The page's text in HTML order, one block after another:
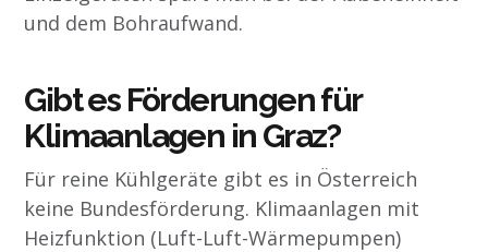
und dem Bohraufwand.
Gibt es Förderungen für
Klimaanlagen in Graz?
Für reine Kühlgeräte gibt es in Österreich
keine Bundesförderung. Klimaanlagen mit
Heizfunktion (Luft-Luft-Wärmepumpen)